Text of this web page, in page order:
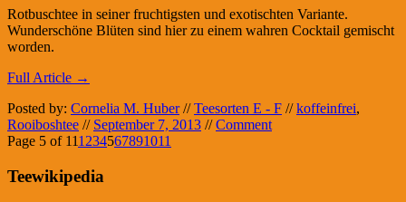
Rotbuschtee in seiner fruchtigsten und exotischten Variante.
Wunderschöne Blüten sind hier zu einem wahren Cocktail gemischt
worden.
Full Article →
Posted by: Cornelia M. Huber // Teesorten E - F // koffeinfrei,
Rooiboshtee // September 7, 2013 //Comment
Page 5 of 111 234567891011
Teewikipedia